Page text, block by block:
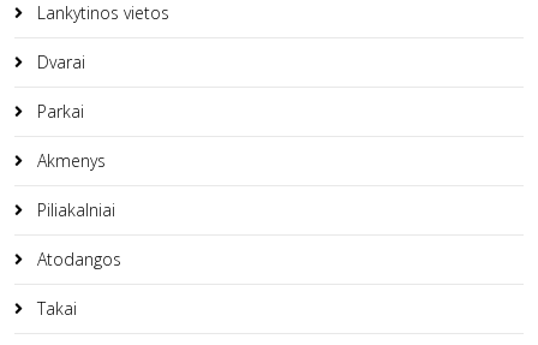
Lankytinos vietos
Dvarai
Parkai
Akmenys
Piliakalniai
Atodangos
Takai